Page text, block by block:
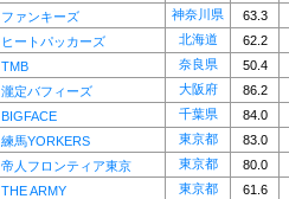
ファンキーズ 神奈川県
63.3
ヒートパッカーズ 北海道
62.2
TMB 奈良県
50.4
瀧定バフィーズ 大阪府
86.2
BIGFACE 千葉県
84.0
練馬YORKERS 東京都
83.0
帝人フロンティア東京 東京都
80.0
THE ARMY 東京都
61.6